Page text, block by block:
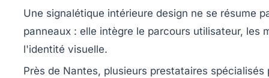
Une signalétique intérieure design ne se résume
panneaux : elle intègre le parcours utilisateur, les
l'identité visuelle.
Près de Nantes, plusieurs prestataires spécialisés